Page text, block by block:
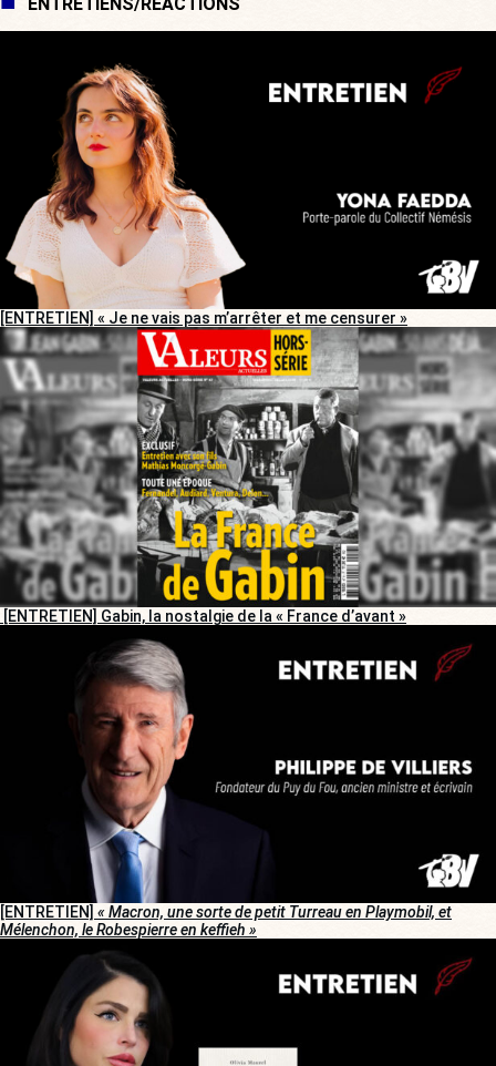
[ENTRETIEN] « Je ne vais pas m’arrêter et me censurer »
[ENTRETIEN] Gabin, la nostalgie de la « France d’avant »
[ENTRETIEN] « Macron, une sorte de petit Turreau en Playmobil, et
Mélenchon, le Robespierre en keffieh »